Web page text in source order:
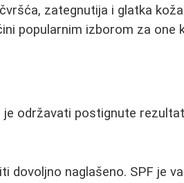
zategnutija i glatka
popularnim izborom za one
održavati postignute
dovoljno naglašeno. SPF je